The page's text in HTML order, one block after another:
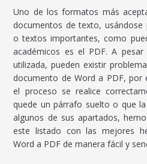
Uno de los formatos más
documentos de texto,
o textos importantes, como
académicos es el PDF. A
utilizada, pueden existir
documento de Word a PDF,
el proceso se realice
quede un párrafo suelto o que
algunos de sus apartados,
este listado con las mejores
Word a PDF de manera fácil y